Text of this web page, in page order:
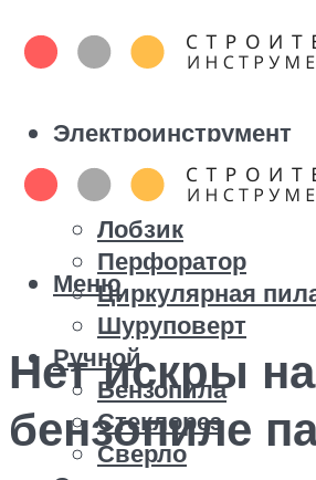
Электроинструмент
Болгарка
Дрель
Лобзик
Перфоратор
Циркулярная
Шуруповерт
Ручной
Бензопила
Стеклорез
Сверло
Меню
Нет искры на
бензопиле